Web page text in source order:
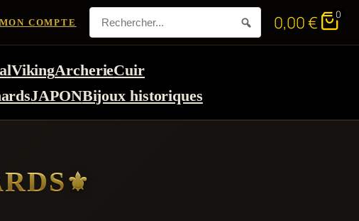
MON COMPTE 0,00€ 0
VikingArcherieCuir
JAPONBijoux historiques